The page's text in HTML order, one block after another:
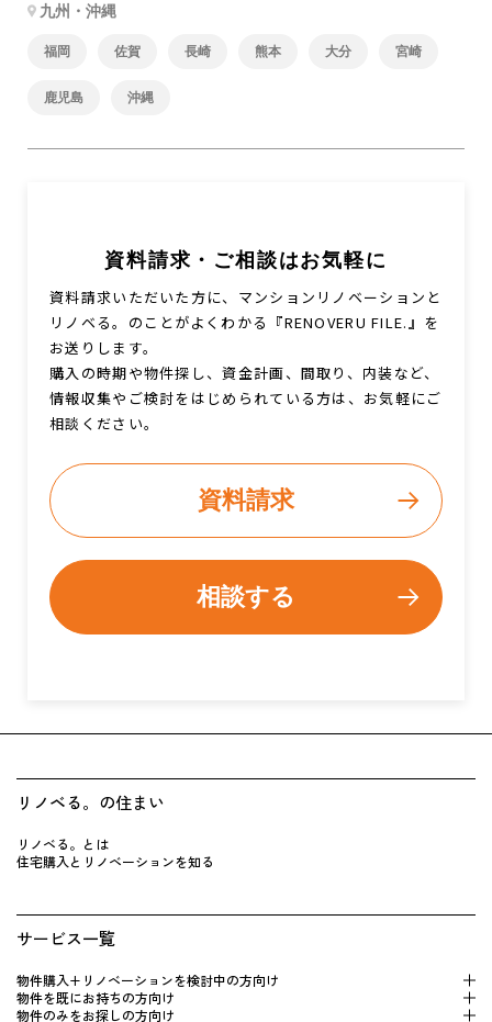
九州・沖縄
福岡 佐賀 長崎 熊本 大分 宮崎
鹿児島 沖縄
資料請求・ご相談はお気軽に
資料請求いただいた方に、マンションリノベーションと
リノベる。のことがよくわかる『RENOVERU FILE.』を
お送りします。
購入の時期や物件探し、資金計画、間取り、内装など、
情報収集やご検討をはじめられている方は、お気軽にご
相談ください。
資料請求
相談する
リノベる。の住まい
リノベる。とは
住宅購入とリノベーションを知る
サービス一覧
物件購入+リノベーションを検 討中の方向け
物件を既にお持 ちの方向け
物件のみをお探しの方向け